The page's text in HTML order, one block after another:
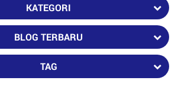
KATEGORI
BLOG TERBARU
TAG